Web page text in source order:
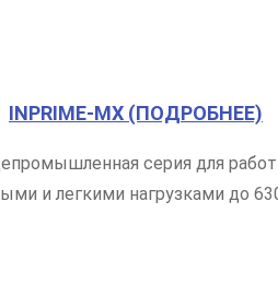
INPRIME-MX (ПОДРОБНЕЕ)
серия для
и легкими нагрузками до